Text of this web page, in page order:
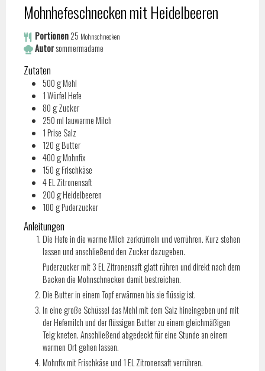
Mohnhefeschnecken mit Heidelbeeren
Portionen25 Mohnschnecken
Autorsommermadame
Zutaten
500 gMehl
1 Würfel Hefe
80 gZucker
250 ml lauwarme Milch
1 Prise Salz
120 gButter
400 gMohnfix
150 gFrischkäse
4EL Zitronensaft
200 gHeidelbeeren
100 gPuderzucker
Anleitungen
Die Hefe in die warme Milch zerkrümeln und verrühren. Kurz stehen
lassen und anschließend den Zucker dazugeben.
Puderzucker mit 3 EL Zitronensaft glatt rühren und direkt nach dem
Backen die Mohnschnecken damit bestreichen.
Die Butter in einem Topf erwärmen bis sie flüssig ist.
In eine große Schüssel das Mehl mit dem Salz hineingeben und mit
der Hefemilch und der flüssigen Butter zu einem gleichmäßigen
Teig kneten. Anschließend abgedeckt für eine Stunde an einem
warmen Ort gehen lassen.
Mohnfix mit Frischkäse und 1 EL Zitronensaft verrühren.